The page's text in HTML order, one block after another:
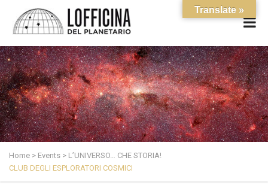
Home > Events > L’UNIVERSO… CHE STORIA!
CLUB DEGLI ESPLORATORI COSMICI
Translate »